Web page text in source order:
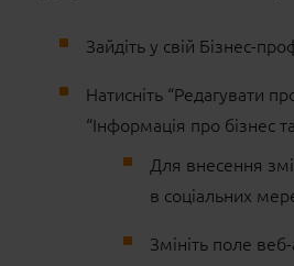
Зайдіть у свій Бізнес-
Натисніть “Редагувати
“Інформація про бізнес
Для внесення
в соціальних
Змініть поле